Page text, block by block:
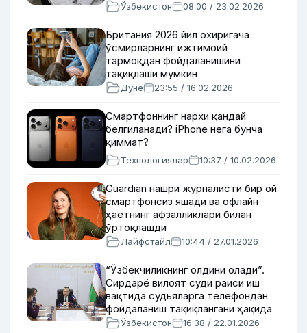
Ўзбекистон 08:00 / 23.02.2026
Британия 2026 йил охиригача
ўсмирларнинг ижтимоий
тармоқдан фойдаланишини
тақиқлаши мумкин
Дунё 23:55 / 16.02.2026
Смартфоннинг нархи қандай
белгиланади? iPhone нега бунча
қиммат?
Технологиялар 10:37 / 10.02.2026
Guardian нашри журналисти бир ой
смартфонсиз яшади ва офлайн
ҳаётнинг афзалликлари билан
ўртоқлашди
Лайфстайл 10:44 / 27.01.2026
“Ўзбекчиликнинг олдини олади”.
Сирдарё вилоят суди раиси иш
вақтида судьяларга телефондан
фойдаланиш тақиқлангани ҳақида
Ўзбекистон 16:38 / 22.01.2026